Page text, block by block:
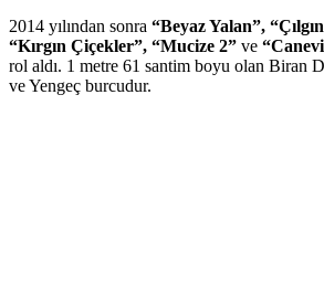
2014 yılından sonra “Beyaz Yalan”,
“Kırgın Çiçekler”, “Mucize 2” ve
rol aldı. 1 metre 61 santim boyu olan Biran
ve Yengeç burcudur.